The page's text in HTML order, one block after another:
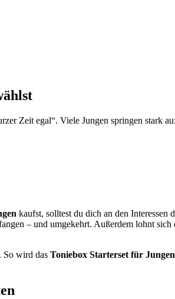
Zeit egal“. Viele Jungen springen stark
kaufst, solltest du dich an den Interessen
– und umgekehrt. Außerdem lohnt
So wird das Toniebox Starterset für Jungen